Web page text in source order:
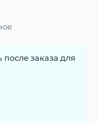
заказа для